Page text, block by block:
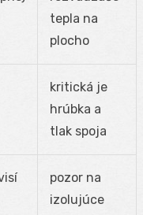
tepla na
plocho
kritická je
hrúbka a
tlak spoja
pozor na
izolujúce